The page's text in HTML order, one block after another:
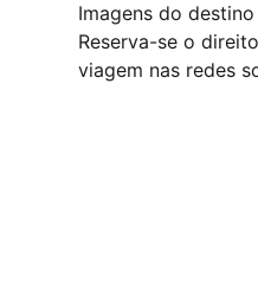
Imagens do
Reserva-se o
viagem nas redes